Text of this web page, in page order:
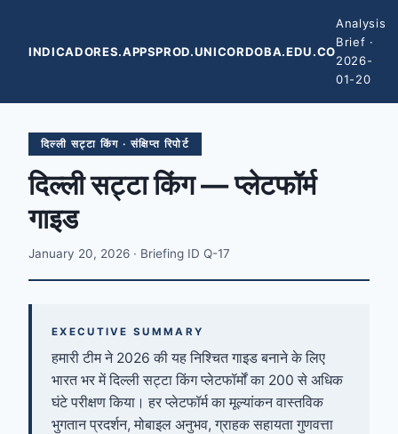
INDICADORES.APPSPROD.UNICORDOBA.EDU.CO
Analysis
Brief ·
2026-
01-20
दिल्ली सट्टा किंग · संक्षिप्त रिपोर्ट
दिल्ली सट्टा किंग — प्लेटफॉर्म
गाइड
January 20, 2026 · Briefing ID Q-17
EXECUTIVE SUMMARY
हमारी टीम ने 2026 की यह निश्चित गाइड बनाने के लिए
भारत भर में दिल्ली सट्टा किंग प्लेटफॉर्मों का 200 से अधिक
घंटे परीक्षण किया। हर प्लेटफॉर्म का मूल्यांकन वास्तविक
भुगतान प्रदर्शन, मोबाइल अनुभव, ग्राहक सहायता गुणवत्ता